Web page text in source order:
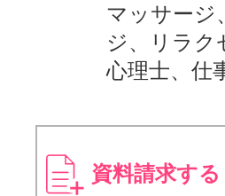
マッサージ
ジ、リラク
心理士、仕
資料請求する